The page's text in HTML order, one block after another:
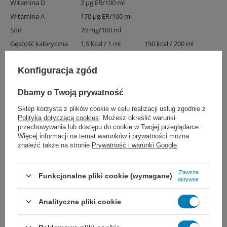
Witamina D
2 μg ER/100 ml
Witamina A
170 μg ER/100 ml
Sód
70 mg/100 ml
Gęstość kaloryczna
1,5 kcal / 1 ml
150 kcal / 200 ml
Zalecenia:
W przypadku zagrożenia niedożywieniem lub
niedożywienia u osób z:
cukrzycą,
nietolerancją glukozy,
koniecznością ograniczenia podaży
Konfiguracja zgód
Dbamy o Twoją prywatność
Sklep korzysta z plików cookie w celu realizacji usług zgodnie z
Polityką dotyczącą cookies . Możesz określić warunki
przechowywania lub dostępu do cookie w Twojej przeglądarce.
Więcej informacji na temat warunków i prywatności można
znaleźć także na stronie Prywatność i warunki Google
Funkcjonalne pliki cookie (wymagane)
Zawsze
aktywne
Analityczne pliki cookie